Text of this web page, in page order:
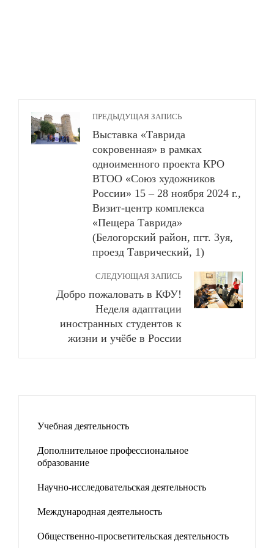
ПРЕДЫДУЩАЯ ЗАПИСЬ
Выставка «Таврида
сокровенная» в рамках
одноименного проекта КРО
ВТОО «Союз художников
России» 15 – 28 ноября 2024 г.,
Визит-центр комплекса
«Пещера Таврида»
(Белогорский район, пгт. Зуя,
проезд Таврический, 1)
СЛЕДУЮЩАЯ ЗАПИСЬ
Добро пожаловать в КФУ!
Неделя адаптации
иностранных студентов к
жизни и учёбе в России
Учебная деятельность
Дополнительное профессиональное
образование
Научно-исследовательская деятельность
Международная деятельность
Общественно-просветительская деятельность